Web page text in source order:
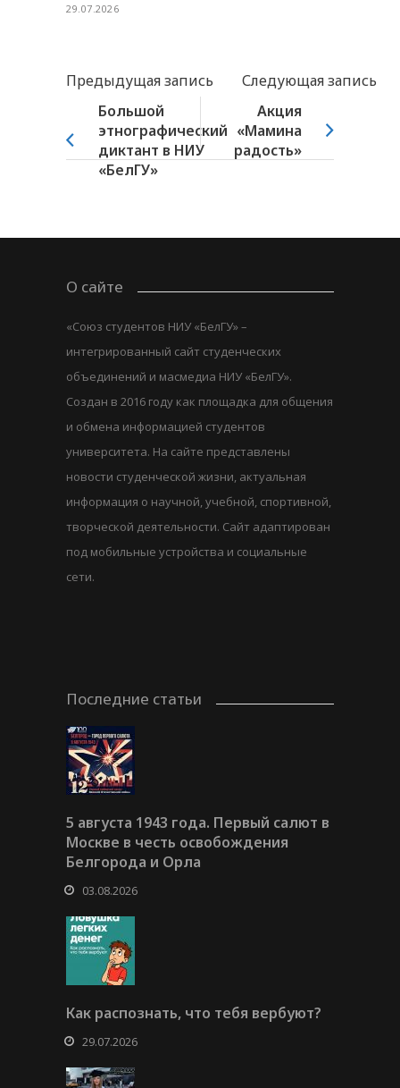
29.07.2026
Предыдущая запись
Следующая запись
Большой
этнографический
диктант в НИУ
«БелГУ»
Акция
«Мамина
радость»
О сайте
«Союз студентов НИУ «БелГУ» –
интегрированный сайт студенческих
объединений и масмедиа НИУ «БелГУ».
Создан в 2016 году как площадка для общения
и обмена информацией студентов
университета. На сайте представлены
новости студенческой жизни, актуальная
информация о научной, учебной, спортивной,
творческой деятельности. Сайт адаптирован
под мобильные устройства и социальные
сети.
Последние статьи
5 августа 1943 года. Первый салют в
Москве в честь освобождения
Белгорода и Орла
03.08.2026
Как распознать, что тебя вербуют?
29.07.2026